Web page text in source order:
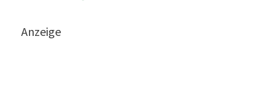
Anzeige